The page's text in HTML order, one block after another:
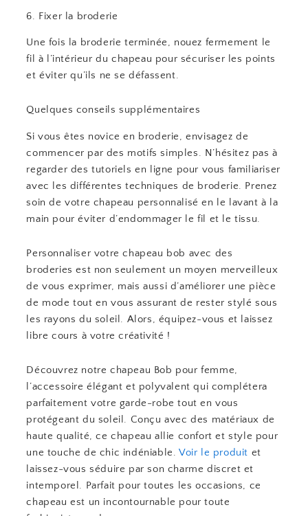
6. Fixer la broderie
Une fois la broderie terminée, nouez fermement le
fil à l’intérieur du chapeau pour sécuriser les points
et éviter qu’ils ne se défassent.
Quelques conseils supplémentaires
Si vous êtes novice en broderie, envisagez de
commencer par des motifs simples. N’hésitez pas à
regarder des tutoriels en ligne pour vous familiariser
avec les différentes techniques de broderie. Prenez
soin de votre chapeau personnalisé en le lavant à la
main pour éviter d’endommager le fil et le tissu.
Personnaliser votre chapeau bob avec des
broderies est non seulement un moyen merveilleux
de vous exprimer, mais aussi d’améliorer une pièce
de mode tout en vous assurant de rester stylé sous
les rayons du soleil. Alors, équipez-vous et laissez
libre cours à votre créativité !
Découvrez notre chapeau Bob pour femme,
l’accessoire élégant et polyvalent qui complétera
parfaitement votre garde-robe tout en vous
protégeant du soleil. Conçu avec des matériaux de
haute qualité, ce chapeau allie confort et style pour
une touche de chic indéniable.Voir le produit et
laissez-vous séduire par son charme discret et
intemporel. Parfait pour toutes les occasions, ce
chapeau est un incontournable pour toute